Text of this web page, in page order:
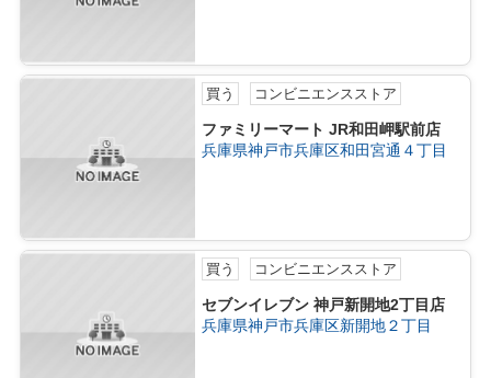
買う コンビニエンスストア
ファミリーマート JR和田岬駅前店
兵庫県神戸市兵庫区和田宮通４丁目
買う コンビニエンスストア
セブンイレブン 神戸新開地2丁目店
兵庫県神戸市兵庫区新開地２丁目